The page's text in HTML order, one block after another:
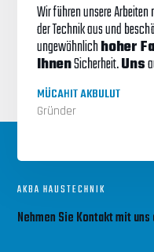
Wir führen unsere Arbeiten
der Technik aus und
ungewöhnlichhoher
IhnenSicherheit.Uns
MÜCAHIT AKBULUT
Gründer
AKBA HAUSTECHNIK
Nehmen Sie Kontakt mit